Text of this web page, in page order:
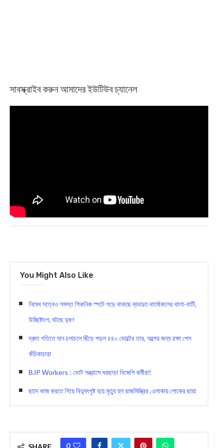
সাবস্ক্রাইব করুন আমাদের ইউটিউব চ্যানেল
You Might Also Like
নিষেধ সত্বেও সমস্ত পিকনিক স্পটে পড়ে থাকছে ব্যবহৃত থার্মোকলের থালা-বাটি,
উচ্ছিষ্টাংশ, ঘটছে দুষণ
দ্রুত গতিতে যান চলাচলে ছিঁড়ে পড়ল ৪৪০ ভোল্টের তার, অল্পের জন্য রক্ষা পেল
কঁচিকাচারা
BJP Workers : ভোট সন্ত্রাসে ঘরছাড়া বিজেপি কর্মীরা!
ছাদে কাজ করতে গিয়ে বিদ্যুৎপৃষ্ট হয়ে মৃত্যু হল রাজমিস্ত্রির ,এলাকায় শোকের ছায়া
0